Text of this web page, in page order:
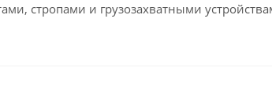
стропами и грузозахватными